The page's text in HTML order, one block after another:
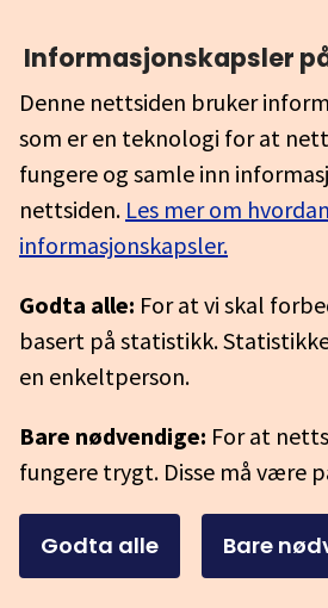
Informasjonskapsler
Denne nettsiden bruker
som er en teknologi for at
fungere og samle inn
nettsiden. Les mer om
informasjonskapsler.
Godta alle: For at vi skal
basert på statistikk.
en enkeltperson.
Bare nødvendige: For at
fungere trygt. Disse må være
Godta alle Bare